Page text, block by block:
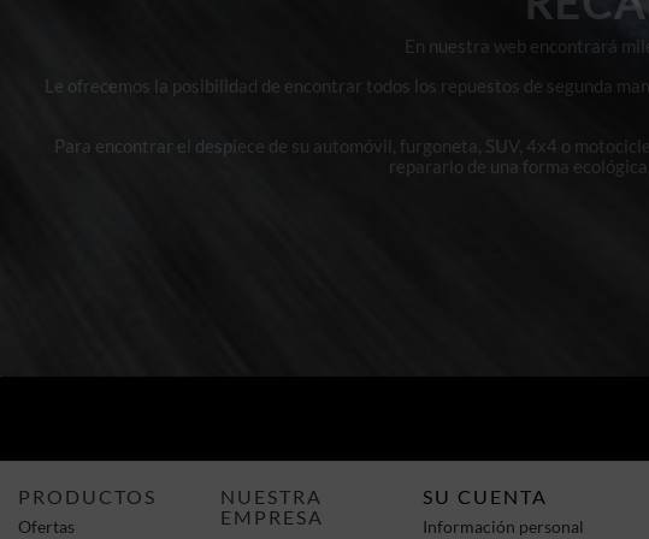
En nuestra web encontrará
Le ofrecemos la posibilidad de encontrar todos los repuestos de segunda
Para encontrar el despiece de su automóvil, furgoneta, SUV, 4x4 o
repararlo de una forma
PRODUCTOS
Ofertas
NUESTRA
EMPRESA
SU CUENTA
Información personal